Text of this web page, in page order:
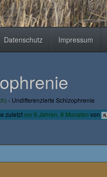
Datenschutz Impressum
› Undifferenzierte Schizophrenie
zuletztvor 6 Jahren, 9 Monaten von